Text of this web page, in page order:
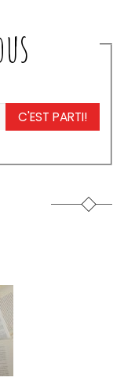
C'EST PARTI!